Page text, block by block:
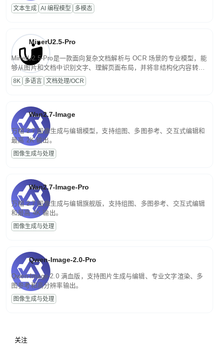
话端到端交付生产级成果。原生视觉理解贯穿规划、执行与验证全流
程，支持超长文档与长视频的深度语义解析。长程任务中自主规划与
文本生成 AI 编程模型 多模态
MinerU2.5-Pro
MinerU2.5-Pro是一款面向复杂文档解析与 OCR 场景的专业模型，能
够从图片和文档中识别文字、理解页面布局，并将非结构化内容转换
为便于存储、检索和二次处理的结构化结果。
8K 多语言 文档处理/OCR
Wan2.7-Image
万相 2.7 图像生成与编辑模型，支持组图、多图参考、交互式编辑和
最高 2K 输出。
图像生成与处理
Wan2.7-Image-Pro
万相 2.7 图像生成与编辑旗舰版，支持组图、多图参考、交互式编辑
和最高 4K 输出。
图像生成与处理
Qwen-Image-2.0-Pro
Qwen-Image-2.0 满血版，支持图片生成与编辑、专业文字渲染、多
图参考和高分辨率输出。
图像生成与处理
关注